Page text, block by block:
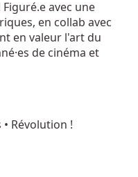
avec une
en collab avec
en valeur l'art du
de cinéma et
Révolution !